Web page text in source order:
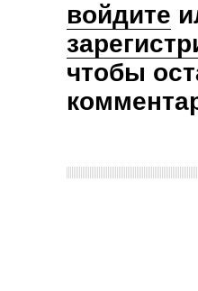
войдите
чтобы